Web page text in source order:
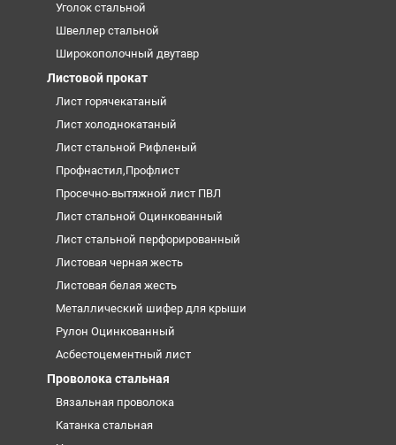
Уголок стальной
Швеллер стальной
Широкополочный двутавр
Листовой прокат
Лист горячекатаный
Лист холоднокатаный
Лист стальной Рифленый
Профнастил,Профлист
Просечно-вытяжной лист ПВЛ
Лист стальной Оцинкованный
Лист стальной перфорированный
Листовая черная жесть
Листовая белая жесть
Металлический шифер для крыши
Рулон Оцинкованный
Асбестоцементный лист
Проволока стальная
Вязальная проволока
Катанка стальная